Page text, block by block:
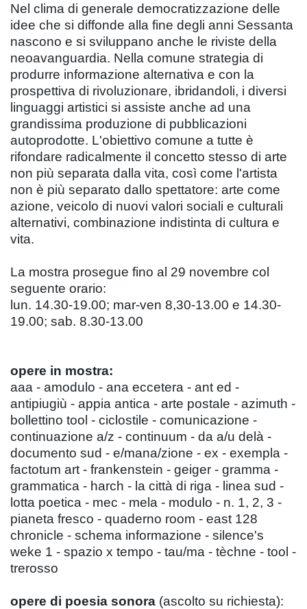
Nel clima di generale democratizzazione delle
idee che si diffonde alla fine degli anni Sessanta
nascono e si sviluppano anche le riviste della
neoavanguardia. Nella comune strategia di
produrre informazione alternativa e con la
prospettiva di rivoluzionare, ibridandoli, i diversi
linguaggi artistici si assiste anche ad una
grandissima produzione di pubblicazioni
autoprodotte. L'obiettivo comune a tutte è
rifondare radicalmente il concetto stesso di arte
non più separata dalla vita, così come l'artista
non è più separato dallo spettatore: arte come
azione, veicolo di nuovi valori sociali e culturali
alternativi, combinazione indistinta di cultura e
vita.
La mostra prosegue fino al 29 novembre col
seguente orario:
lun. 14.30-19.00; mar-ven 8,30-13.00 e 14.30-
19.00; sab. 8.30-13.00
opere in mostra:
aaa - amodulo - ana eccetera - ant ed -
antipiugiù - appia antica - arte postale - azimuth -
bollettino tool - ciclostile - comunicazione -
continuazione a/z - continuum - da a/u delà -
documento sud - e/mana/zione - ex - exempla -
factotum art - frankenstein - geiger - gramma -
grammatica - harch - la città di riga - linea sud -
lotta poetica - mec - mela - modulo - n. 1, 2, 3 -
pianeta fresco - quaderno room - east 128
chronicle - schema informazione - silence's
weke 1 - spazio x tempo - tau/ma - tèchne - tool -
trerosso
opere di poesia sonora (ascolto su richiesta):